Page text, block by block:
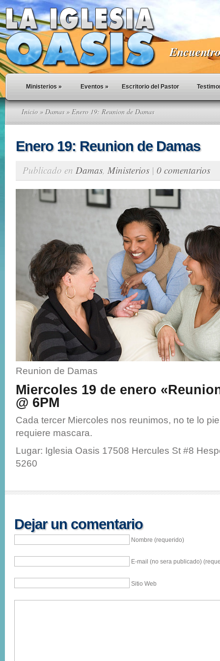
Ministerios » Eventos » Escritorio del Pastor
Inicio » Damas» Enero 19: Reunion de Damas
Enero 19: Reunion de Damas
Publicado en Damas, Ministerios | 0 comentarios
Reunion de Damas
Miercoles 19 de enero
@ 6PM
Cada tercer Miercoles nos reunimos, no te lo
requiere mascara.
Lugar: Iglesia Oasis 17508 Hercules St #8
5260
Dejar un comentario
Nombre (requerido)
E-mail (no sera publicado)
Sitio Web